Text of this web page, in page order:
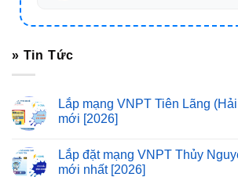
» Tin Tức
Lắp mạng VNPT Tiên Lãng
mới [2026]
Lắp đặt mạng VNPT Thủy
mới nhất [2026]